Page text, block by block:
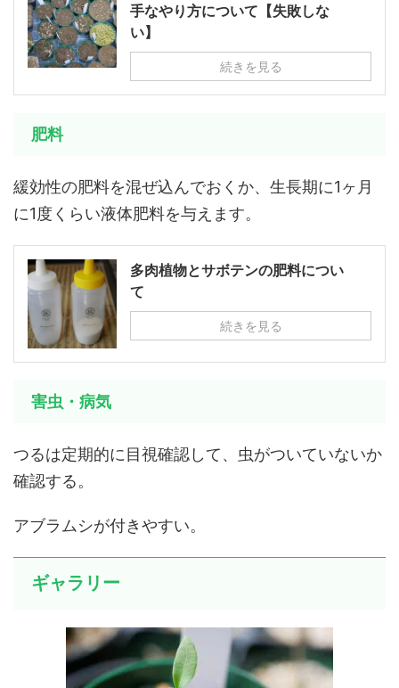
手なやり方について【失敗しな
い】
続きを見る
肥料
緩効性の肥料を混ぜ込んでおくか、生長期に1ヶ月
に1度くらい液体肥料を与えます。
多肉植物とサボテンの肥料につい
て
続きを見る
害虫・病気
つるは定期的に目視確認して、虫がついていないか
確認する。
アブラムシが付きやすい。
ギャラリー